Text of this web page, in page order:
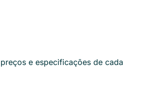
e especificações de cada